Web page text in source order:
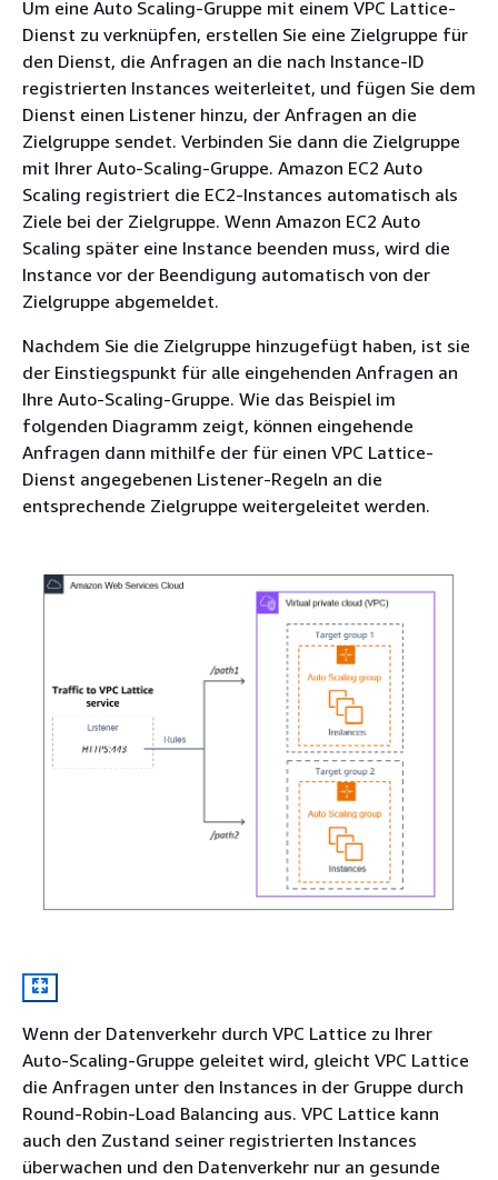
Um eine Auto Scaling-Gruppe mit einem VPC Lattice-
Dienst zu verknüpfen, erstellen Sie eine Zielgruppe für
den Dienst, die Anfragen an die nach Instance-ID
registrierten Instances weiterleitet, und fügen Sie dem
Dienst einen Listener hinzu, der Anfragen an die
Zielgruppe sendet. Verbinden Sie dann die Zielgruppe
mit Ihrer Auto-Scaling-Gruppe. Amazon EC2 Auto
Scaling registriert die EC2-Instances automatisch als
Ziele bei der Zielgruppe. Wenn Amazon EC2 Auto
Scaling später eine Instance beenden muss, wird die
Instance vor der Beendigung automatisch von der
Zielgruppe abgemeldet.
Nachdem Sie die Zielgruppe hinzugefügt haben, ist sie
der Einstiegspunkt für alle eingehenden Anfragen an
Ihre Auto-Scaling-Gruppe. Wie das Beispiel im
folgenden Diagramm zeigt, können eingehende
Anfragen dann mithilfe der für einen VPC Lattice-
Dienst angegebenen Listener-Regeln an die
entsprechende Zielgruppe weitergeleitet werden.
Wenn der Datenverkehr durch VPC Lattice zu Ihrer
Auto-Scaling-Gruppe geleitet wird, gleicht VPC Lattice
die Anfragen unter den Instances in der Gruppe durch
Round-Robin-Load Balancing aus. VPC Lattice kann
auch den Zustand seiner registrierten Instances
überwachen und den Datenverkehr nur an gesunde